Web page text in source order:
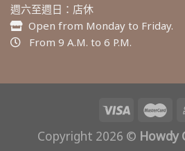
週六至週日：店休
Open from Monday to Friday.
From 9 A.M. to 6 P.M.
Copyright 2026 © Howdy